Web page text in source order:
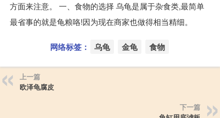
方面来注意。 一、食物的选择 乌龟是属于杂食类,最简单
最省事的就是龟粮咯!因为现在商家也做得相当精细。
网络标签： 乌龟 金龟 食物
上一篇
欧泽龟腐皮
下一篇